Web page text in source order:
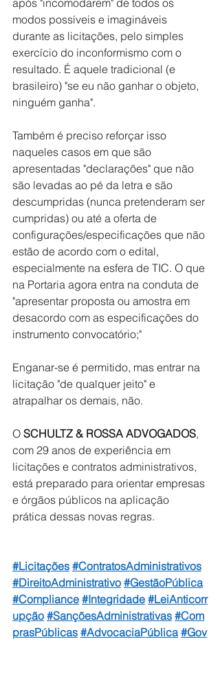
após "incomodarem" de todos os
modos possíveis e imagináveis
durante as licitações, pelo simples
exercício do inconformismo com o
resultado. É aquele tradicional (e
brasileiro) "se eu não ganhar o objeto,
ninguém ganha".
Também é preciso reforçar isso
naqueles casos em que são
apresentadas "declarações" que não
são levadas ao pé da letra e são
descumpridas (nunca pretenderam ser
cumpridas) ou até a oferta de
configurações/especificações que não
estão de acordo com o edital,
especialmente na esfera de TIC. O que
na Portaria agora entra na conduta de
"apresentar proposta ou amostra em
desacordo com as especificações do
instrumento convocatório;"
Enganar-se é permitido, mas entrar na
licitação "de qualquer jeito" e
atrapalhar os demais, não.
O SCHULTZ & ROSSA ADVOGADOS,
com 29 anos de experiência em
licitações e contratos administrativos,
está preparado para orientar empresas
e órgãos públicos na aplicação
prática dessas novas regras.
#Licitações #ContratosAdministrativos
#DireitoAdministrativo #GestãoPública
#Compliance #Integridade #LeiAnticorr
upção #SançõesAdministrativas #Com
prasPúblicas #AdvocaciaPública #Gov